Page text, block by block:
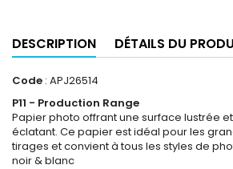
DESCRIPTION DÉTAILS DU
Code : APJ26514
P11 - Production Range
Papier photo offrant une surface lustrée
éclatant. Ce papier est idéal pour les
tirages et convient à tous les styles de
noir & blanc